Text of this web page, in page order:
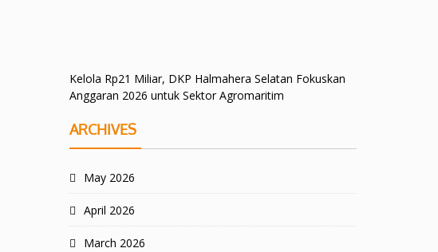
Kelola Rp21 Miliar, DKP Halmahera Selatan Fokuskan
Anggaran 2026 untuk Sektor Agromaritim
ARCHIVES
May 2026
April 2026
March 2026